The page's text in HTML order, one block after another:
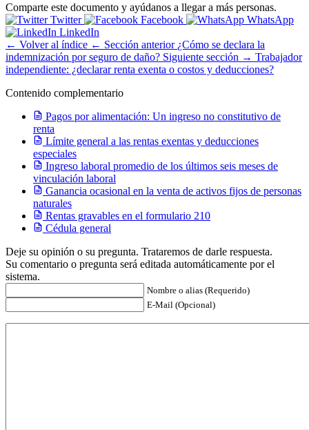
Comparte este documento y ayúdanos a llegar a más personas.
Twitter
Facebook
WhatsApp
LinkedIn
← Volver al índice ← Sección anterior ¿Cómo se declara la
indemnización por seguro de daño? Siguiente sección → Trabajador
independiente: ¿declarar renta exenta o costos y deducciones?
Contenido complementario
Pagos por alimentación: Un ingreso no constitutivo de
renta
Límite general a las rentas exentas y deducciones
especiales
Ingreso laboral promedio de los últimos seis meses de
vinculación laboral
Ganancia ocasional en la venta de activos fijos de personas
naturales
Rentas gravables en el formulario 210
Cédula general
Deje su opinión o su pregunta. Trataremos de darle respuesta.
Su comentario o pregunta será editada automáticamente por el
sistema.
Nombre o alias (Requerido)
E-Mail (Opcional)